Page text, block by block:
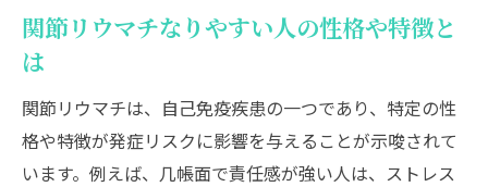
関節リウマチなりやすい人の性格や特徴と
は
関節リウマチは、自己免疫疾患の一つであり、特定の性
格や特徴が発症リスクに影響を与えることが示唆されて
います。例えば、几帳面で責任感が強い人は、ストレス